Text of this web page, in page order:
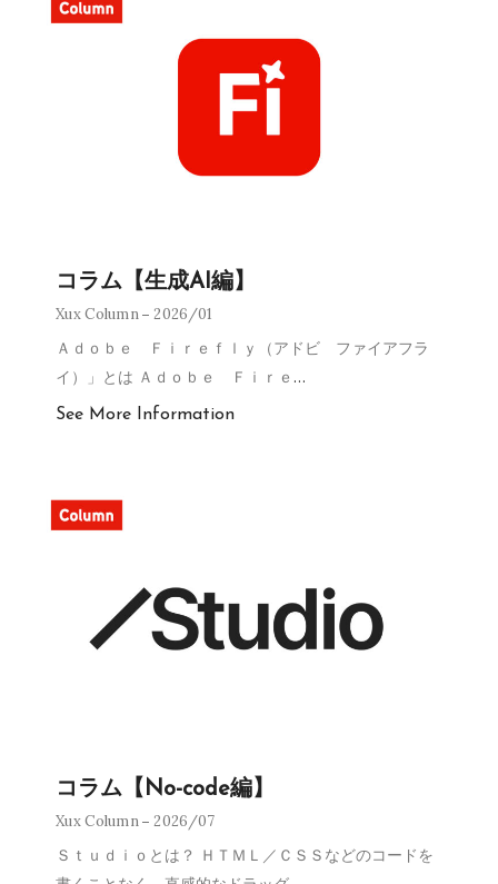
コラム【生成AI編】
Xux Column 2026/01
Ａｄｏｂｅ Ｆｉｒｅｆｌｙ（アドビ ファイアフラ
イ）」とは Ａｄｏｂｅ Ｆｉｒｅ …
See More Information
コラム【No-code編】
Xux Column 2026/07
Ｓｔｕｄｉｏとは？ ＨＴＭＬ／ＣＳＳなどのコードを